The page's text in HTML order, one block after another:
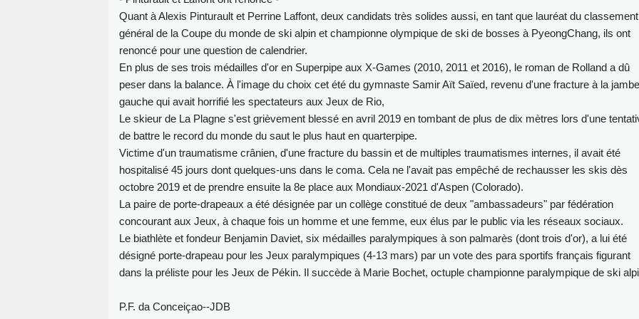
Quant à Alexis Pinturault et Perrine Laffont, deux candidats très solides aussi, en tant que lauréat du classement
général de la Coupe du monde de ski alpin et championne olympique de ski de bosses à PyeongChang, ils ont
renoncé pour une question de calendrier.
En plus de ses trois médailles d'or en Superpipe aux X-Games (2010, 2011 et 2016), le roman de Rolland a dû
peser dans la balance. À l'image du choix cet été du gymnaste Samir Aït Saïed, revenu d'une fracture à la jambe
gauche qui avait horrifié les spectateurs aux Jeux de Rio,
Le skieur de La Plagne s'est grièvement blessé en avril 2019 en tombant de plus de dix mètres lors d'une
de battre le record du monde du saut le plus haut en quarterpipe.
Victime d'un traumatisme crânien, d'une fracture du bassin et de multiples traumatismes internes, il avait été
hospitalisé 45 jours dont quelques-uns dans le coma. Cela ne l'avait pas empêché de rechausser les skis dès
octobre 2019 et de prendre ensuite la 8e place aux Mondiaux-2021 d'Aspen (Colorado).
La paire de porte-drapeaux a été désignée par un collège constitué de deux "ambassadeurs" par fédération
concourant aux Jeux, à chaque fois un homme et une femme, eux élus par le public via les réseaux sociaux.
Le biathlète et fondeur Benjamin Daviet, six médailles paralympiques à son palmarès (dont trois d'or), a lui été
désigné porte-drapeau pour les Jeux paralympiques (4-13 mars) par un vote des para sportifs français figurant
dans la préliste pour les Jeux de Pékin. Il succède à Marie Bochet, octuple championne paralympique de ski
P.F. da Conceiçao--JDB